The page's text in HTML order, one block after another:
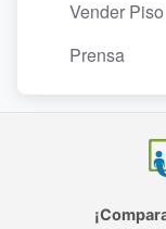
Vender Piso
Prensa